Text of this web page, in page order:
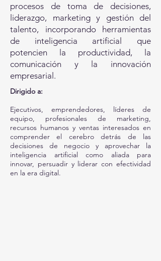
procesos de toma de decisiones,
liderazgo, marketing y gestión del
talento, incorporando herramientas
de inteligencia artificial que
potencien la productividad, la
comunicación y la innovación
empresarial.
Dirigido a:
Ejecutivos, emprendedores, líderes de
equipo, profesionales de marketing,
recursos humanos y ventas interesados en
comprender el cerebro detrás de las
decisiones de negocio y aprovechar la
inteligencia artificial como aliada para
innovar, persuadir y liderar con efectividad
en la era digital.